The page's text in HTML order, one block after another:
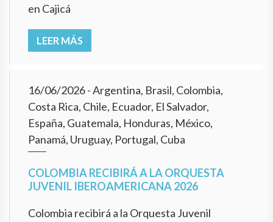
en Cajicá
LEER MÁS
16/06/2026- Argentina, Brasil, Colombia,
Costa Rica, Chile, Ecuador, El Salvador,
España, Guatemala, Honduras, México,
Panamá, Uruguay, Portugal, Cuba
COLOMBIA RECIBIRÁ A LA ORQUESTA
JUVENIL IBEROAMERICANA 2026
Colombia recibirá a la Orquesta Juvenil